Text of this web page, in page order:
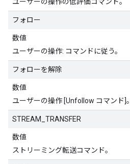
フォロー
数値
ユーザーの操作: コマンドに従う。
フォローを解除
数値
ユーザーの操作 [Unfollow コマンド]。
STREAM_TRANSFER
数値
ストリーミング転送コマンド。